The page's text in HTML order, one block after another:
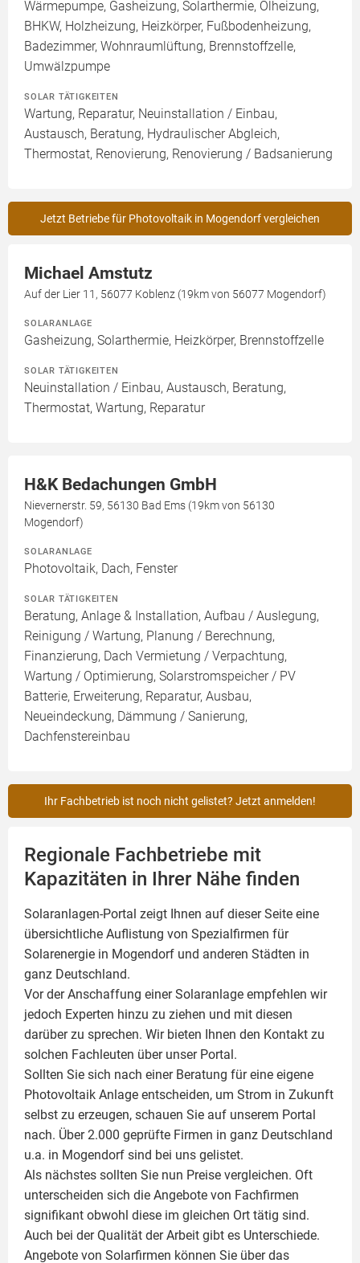
Wärmepumpe, Gasheizung, Solarthermie, Ölheizung,
BHKW, Holzheizung, Heizkörper, Fußbodenheizung,
Badezimmer, Wohnraumlüftung, Brennstoffzelle,
Umwälzpumpe
SOLAR TÄTIGKEITEN
Wartung, Reparatur, Neuinstallation / Einbau,
Austausch, Beratung, Hydraulischer Abgleich,
Thermostat, Renovierung, Renovierung / Badsanierung
Jetzt Betriebe für Photovoltaik in Mogendorf vergleichen
Michael Amstutz
Auf der Lier 11, 56077 Koblenz (19km von 56077 Mogendorf)
SOLARANLAGE
Gasheizung, Solarthermie, Heizkörper, Brennstoffzelle
SOLAR TÄTIGKEITEN
Neuinstallation / Einbau, Austausch, Beratung,
Thermostat, Wartung, Reparatur
H&K Bedachungen GmbH
Nievernerstr. 59, 56130 Bad Ems (19km von 56130
Mogendorf)
SOLARANLAGE
Photovoltaik, Dach, Fenster
SOLAR TÄTIGKEITEN
Beratung, Anlage & Installation, Aufbau / Auslegung,
Reinigung / Wartung, Planung / Berechnung,
Finanzierung, Dach Vermietung / Verpachtung,
Wartung / Optimierung, Solarstromspeicher / PV
Batterie, Erweiterung, Reparatur, Ausbau,
Neueindeckung, Dämmung / Sanierung,
Dachfenstereinbau
Ihr Fachbetrieb ist noch nicht gelistet? Jetzt anmelden!
Regionale Fachbetriebe mit
Kapazitäten in Ihrer Nähe finden
Solaranlagen-Portal zeigt Ihnen auf dieser Seite eine
übersichtliche Auflistung von Spezialfirmen für
Solarenergie in Mogendorf und anderen Städten in
ganz Deutschland.
Vor der Anschaffung einer Solaranlage empfehlen wir
jedoch Experten hinzu zu ziehen und mit diesen
darüber zu sprechen. Wir bieten Ihnen den Kontakt zu
solchen Fachleuten über unser Portal.
Sollten Sie sich nach einer Beratung für eine eigene
Photovoltaik Anlage entscheiden, um Strom in Zukunft
selbst zu erzeugen, schauen Sie auf unserem Portal
nach. Über 2.000 geprüfte Firmen in ganz Deutschland
u.a. in Mogendorf sind bei uns gelistet.
Als nächstes sollten Sie nun Preise vergleichen. Oft
unterscheiden sich die Angebote von Fachfirmen
signifikant obwohl diese im gleichen Ort tätig sind.
Auch bei der Qualität der Arbeit gibt es Unterschiede.
Angebote von Solarfirmen können Sie über das